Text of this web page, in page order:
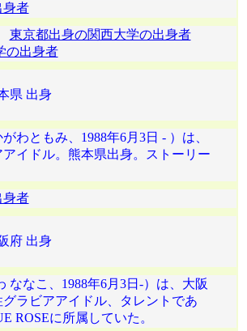
身者
東京都出身の関西大学の出身者
の出身者
出身
わともみ、1988年6月3日 - ）は、
アイドル。熊本県出身。ストーリー
身者
出身
ななこ、1988年6月3日-）は、大阪
ラビアアイドル、タレントであ
ROSEに所属していた。